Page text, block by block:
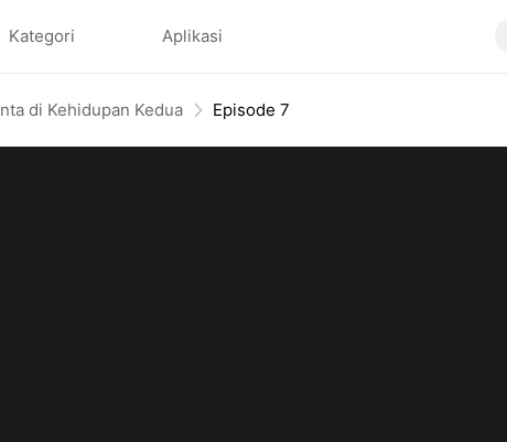
Kategori Aplikasi
di Kehidupan Kedua Episode 7